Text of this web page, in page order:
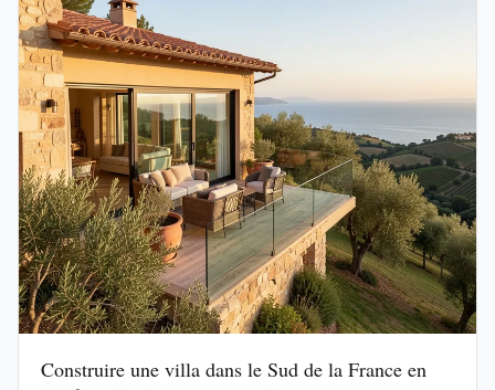
Construire une villa dans le Sud de la France en